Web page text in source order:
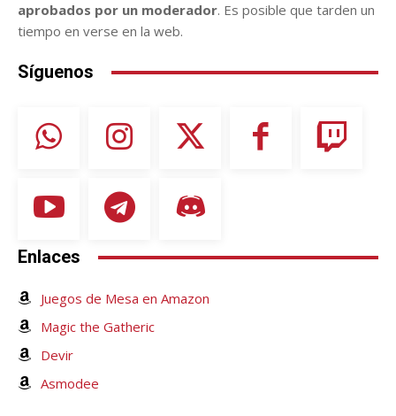
aprobados por un moderador. Es posible que tarden un
tiempo en verse en la web.
Síguenos
Enlaces
Juegos de Mesa en Amazon
Magic the Gatheric
Devir
Asmodee